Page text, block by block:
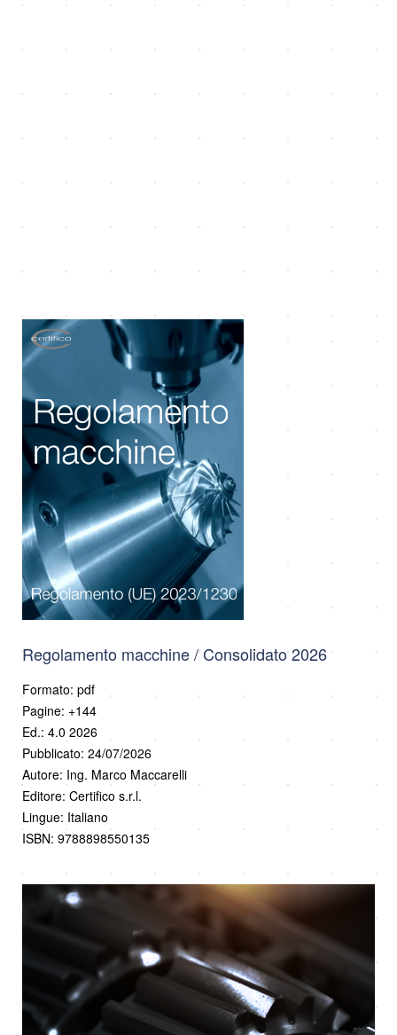
Regolamento macchine / Consolidato 2026
Formato: pdf
Pagine: +144
Ed.: 4.0 2026
Pubblicato: 24/07/2026
Autore: Ing. Marco Maccarelli
Editore: Certifico s.r.l.
Lingue: Italiano
ISBN: 9788898550135